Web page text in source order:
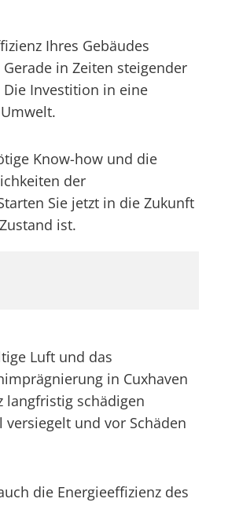
Ihres Gebäudes
in Zeiten steigender
Investition in eine
Know-how und die
der
Sie jetzt in die Zukunft
ist.
Luft und das
in Cuxhaven
langfristig schädigen
und vor Schäden
die Energieeffizienz des